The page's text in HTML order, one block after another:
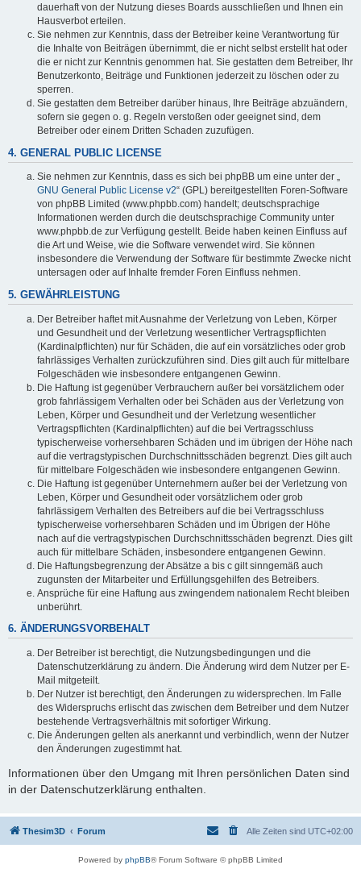
dauerhaft von der Nutzung dieses Boards ausschließen und Ihnen ein
Hausverbot erteilen.
Sie nehmen zur Kenntnis, dass der Betreiber keine Verantwortung für
die Inhalte von Beiträgen übernimmt, die er nicht selbst erstellt hat oder
die er nicht zur Kenntnis genommen hat. Sie gestatten dem Betreiber, Ihr
Benutzerkonto, Beiträge und Funktionen jederzeit zu löschen oder zu
sperren.
Sie gestatten dem Betreiber darüber hinaus, Ihre Beiträge abzuändern,
sofern sie gegen o. g. Regeln verstoßen oder geeignet sind, dem
Betreiber oder einem Dritten Schaden zuzufügen.
4. GENERAL PUBLIC LICENSE
Sie nehmen zur Kenntnis, dass es sich bei phpBB um eine unter der „
GNU General Public License v2“ (GPL) bereitgestellten Foren-Software
von phpBB Limited (www.phpbb.com) handelt; deutschsprachige
Informationen werden durch die deutschsprachige Community unter
www.phpbb.de zur Verfügung gestellt. Beide haben keinen Einfluss auf
die Art und Weise, wie die Software verwendet wird. Sie können
insbesondere die Verwendung der Software für bestimmte Zwecke nicht
untersagen oder auf Inhalte fremder Foren Einfluss nehmen.
5. GEWÄHRLEISTUNG
Der Betreiber haftet mit Ausnahme der Verletzung von Leben, Körper
und Gesundheit und der Verletzung wesentlicher Vertragspflichten
(Kardinalpflichten) nur für Schäden, die auf ein vorsätzliches oder grob
fahrlässiges Verhalten zurückzuführen sind. Dies gilt auch für mittelbare
Folgeschäden wie insbesondere entgangenen Gewinn.
Die Haftung ist gegenüber Verbrauchern außer bei vorsätzlichem oder
grob fahrlässigem Verhalten oder bei Schäden aus der Verletzung von
Leben, Körper und Gesundheit und der Verletzung wesentlicher
Vertragspflichten (Kardinalpflichten) auf die bei Vertragsschluss
typischerweise vorhersehbaren Schäden und im übrigen der Höhe nach
auf die vertragstypischen Durchschnittsschäden begrenzt. Dies gilt auch
für mittelbare Folgeschäden wie insbesondere entgangenen Gewinn.
Die Haftung ist gegenüber Unternehmern außer bei der Verletzung von
Leben, Körper und Gesundheit oder vorsätzlichem oder grob
fahrlässigem Verhalten des Betreibers auf die bei Vertragsschluss
typischerweise vorhersehbaren Schäden und im Übrigen der Höhe
nach auf die vertragstypischen Durchschnittsschäden begrenzt. Dies gilt
auch für mittelbare Schäden, insbesondere entgangenen Gewinn.
Die Haftungsbegrenzung der Absätze a bis c gilt sinngemäß auch
zugunsten der Mitarbeiter und Erfüllungsgehilfen des Betreibers.
Ansprüche für eine Haftung aus zwingendem nationalem Recht bleiben
unberührt.
6. ÄNDERUNGSVORBEHALT
Der Betreiber ist berechtigt, die Nutzungsbedingungen und die
Datenschutzerklärung zu ändern. Die Änderung wird dem Nutzer per E-
Mail mitgeteilt.
Der Nutzer ist berechtigt, den Änderungen zu widersprechen. Im Falle
des Widerspruchs erlischt das zwischen dem Betreiber und dem Nutzer
bestehende Vertragsverhältnis mit sofortiger Wirkung.
Die Änderungen gelten als anerkannt und verbindlich, wenn der Nutzer
den Änderungen zugestimmt hat.
Informationen über den Umgang mit Ihren persönlichen Daten sind
in der Datenschutzerklärung enthalten.
Thesim3D Forum Alle Zeiten sind UTC+02:00
Powered by phpBB® Forum Software © phpBB Limited